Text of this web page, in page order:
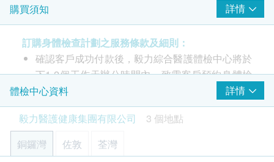
2 基本項目
基本健康評估
血壓
身體重量比數
量度身高
脈搏
體重
包括一般體格檢查、性病檢查。
注意事項:
- 請詳閱以下「條款及細則」了解更多服務需知及注
意事項
購買須知 詳情
訂購身體檢查計劃之服務條款及細則：
確認客戶成功付款後，毅力綜合醫護體檢中心將於
下1-2個工作天辦公時間內，致電客戶預約身體檢
查的時間和地點，並會通知客戶驗身注意事項。
客戶亦可致電本中心預約或查詢，電話：(銅鑼
灣)3520 3292 / (佐敦) 3426 9771 / (荃灣) 3101
4866 / (Whatsapp) 9336 8186。
部份檢查只限佐敦中心，請致電(銅鑼灣)3520
體檢中心資料
詳情
毅力醫護健康集團有限公司
3 個地點
銅鑼灣
佐敦 荃灣